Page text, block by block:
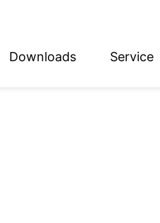
Downloads Service